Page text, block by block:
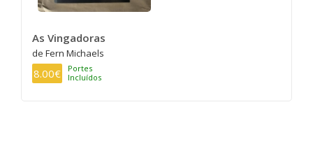
As Vingadoras
de Fern Michaels
8.00€
Portes
Incluídos